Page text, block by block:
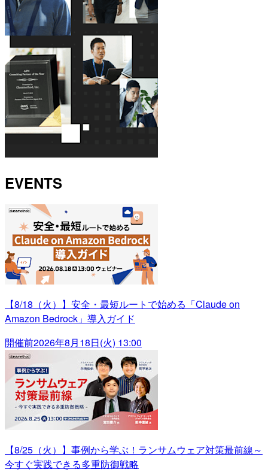
EVENTS
【8/18（火）】安全・最短ルートで始める「Claude on
Amazon Bedrock」導入ガイド
開催前2026年8月18日(火) 13:00
【8/25（火）】事例から学ぶ！ランサムウェア対策最前線～
今すぐ実践できる多重防御戦略